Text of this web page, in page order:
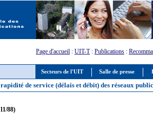
Secteurs de l'UIT Salle de presse
Page d'accueil : UIT-T: Publications :
de service (délais et débit) des réseaux
88)